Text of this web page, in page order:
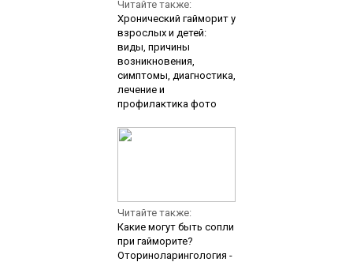
Читайте также:
Хронический гайморит у
взрослых и детей:
виды, причины
возникновения,
симптомы, диагностика,
лечение и
профилактика фото
Читайте также:
Какие могут быть сопли
при гайморите?
Оториноларингология -